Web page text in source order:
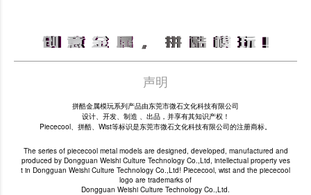
声明
拼酷金属模玩系列产品由东莞市微石文化科技有限公司
设计、开发、制造 、出品，并享有其知识产权！
Piececool、拼酷、Wist等标识是东莞市微石文化科技有限公司的注册商标。
The series of piececool metal models are designed, developed, manufactured and
produced by Dongguan Weishi Culture Technology Co.,Ltd, intellectual property ves
t in Dongguan Weishi Culture Technology Co.,Ltd! Piececool, wist and the piececool
logo are trademarks of
Dongguan Weishi Culture Technology Co.,Ltd.